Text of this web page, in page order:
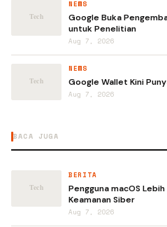
NEWS
Google Buka
untuk Penelitian
Aug 7, 2026
NEWS
Google Wallet Kini
Aug 7, 2026
BACA JUGA
BERITA
Pengguna macOS
Keamanan Siber
Aug 7, 2026